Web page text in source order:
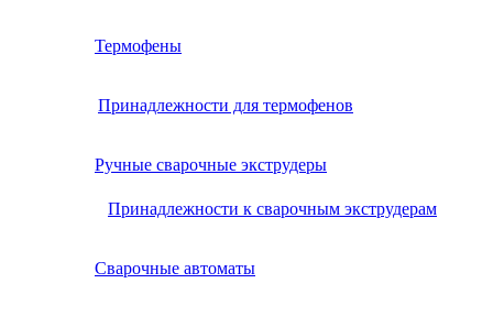
Термофены
Принадлежности для термофенов
Ручные сварочные экструдеры
Принадлежности к сварочным экструдерам
Сварочные автоматы